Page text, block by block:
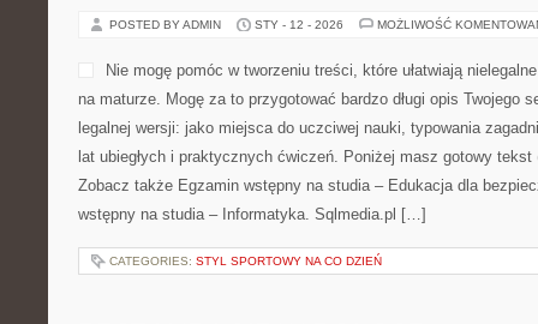
POSTED BY ADMIN STY - 12 - 2026 MOŻLIWOŚĆ
Nie mogę pomóc w tworzeniu treści, które ułatwiają
na maturze. Mogę za to przygotować bardzo długi opis Twojego
legalnej wersji: jako miejsca do uczciwej nauki, typowania
lat ubiegłych i praktycznych ćwiczeń. Poniżej masz gotowy
Zobacz także Egzamin wstępny na studia – Edukacja dla
wstępny na studia – Informatyka. Sqlmedia.pl […]
CATEGORIES: STYL SPORTOWY NA CO DZIEŃ